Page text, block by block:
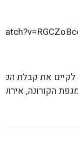
את קבלת
הקורונה,